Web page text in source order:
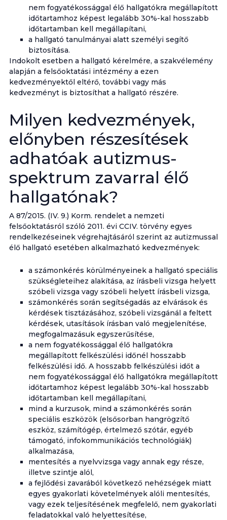
nem fogyatékossággal élő hallgatókra megállapított
időtartamhoz képest legalább 30%-kal hosszabb
időtartamban kell megállapítani,
a hallgató tanulmányai alatt személyi segítő
biztosítása.
Indokolt esetben a hallgató kérelmére, a szakvélemény
alapján a felsőoktatási intézmény a ezen
kedvezményektől eltérő, további vagy más
kedvezményt is biztosíthat a hallgató részére.
Milyen kedvezmények,
előnyben részesítések
adhatóak autizmus-
spektrum zavarral élő
hallgatónak?
A 87/2015. (IV. 9.) Korm. rendelet a nemzeti
felsőoktatásról szóló 2011. évi CCIV. törvény egyes
rendelkezéseinek végrehajtásáról szerint az autizmussal
élő hallgató esetében alkalmazható kedvezmények:
a számonkérés körülményeinek a hallgató speciális
szükségleteihez alakítása, az írásbeli vizsga helyett
szóbeli vizsga vagy szóbeli helyett írásbeli vizsga,
számonkérés során segítségadás az elvárások és
kérdések tisztázásához, szóbeli vizsgánál a feltett
kérdések, utasítások írásban való megjelenítése,
megfogalmazásuk egyszerűsítése,
a nem fogyatékossággal élő hallgatókra
megállapított felkészülési időnél hosszabb
felkészülési idő. A hosszabb felkészülési időt a
nem fogyatékossággal élő hallgatókra megállapított
időtartamhoz képest legalább 30%-kal hosszabb
időtartamban kell megállapítani,
mind a kurzusok, mind a számonkérés során
speciális eszközök (elsősorban hangrögzítő
eszköz, számítógép, értelmező szótár, egyéb
támogató, infokommunikációs technológiák)
alkalmazása,
mentesítés a nyelvvizsga vagy annak egy része,
illetve szintje alól,
a fejlődési zavarából következő nehézségek miatt
egyes gyakorlati követelmények alóli mentesítés,
vagy ezek teljesítésének megfelelő, nem gyakorlati
feladatokkal való helyettesítése,